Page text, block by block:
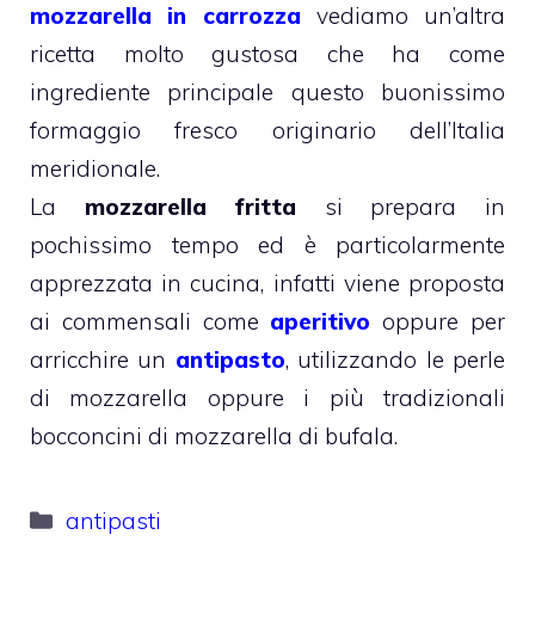
mozzarella in carrozza vediamo un’altra
ricetta molto gustosa che ha come
ingrediente principale questo buonissimo
formaggio fresco originario dell’Italia
meridionale.
La mozzarella fritta si prepara in
pochissimo tempo ed è particolarmente
apprezzata in cucina, infatti viene proposta
ai commensali come aperitivo oppure per
arricchire un antipasto, utilizzando le perle
di mozzarella oppure i più tradizionali
bocconcini di mozzarella di bufala.
Categorie
antipasti